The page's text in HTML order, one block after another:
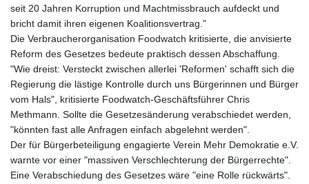
seit 20 Jahren Korruption und Machtmissbrauch aufdeckt und
bricht damit ihren eigenen Koalitionsvertrag."
Die Verbraucherorganisation Foodwatch kritisierte, die anvisierte
Reform des Gesetzes bedeute praktisch dessen Abschaffung.
"Wie dreist: Versteckt zwischen allerlei 'Reformen' schafft sich die
Regierung die lästige Kontrolle durch uns Bürgerinnen und Bürger
vom Hals", kritisierte Foodwatch-Geschäftsführer Chris
Methmann. Sollte die Gesetzesänderung verabschiedet werden,
"könnten fast alle Anfragen einfach abgelehnt werden".
Der für Bürgerbeteiligung engagierte Verein Mehr Demokratie e.V.
warnte vor einer "massiven Verschlechterung der Bürgerrechte".
Eine Verabschiedung des Gesetzes wäre "eine Rolle rückwärts".